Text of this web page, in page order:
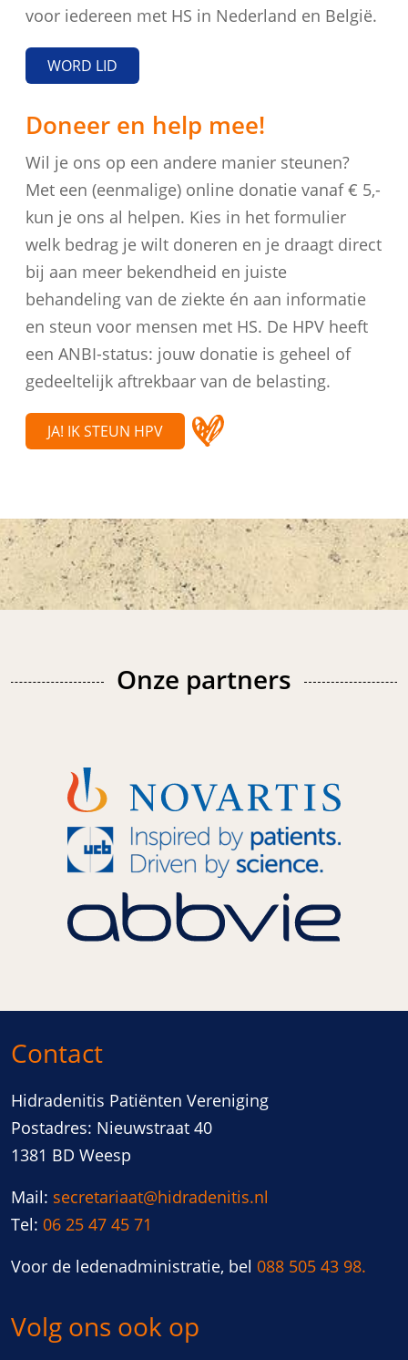
voor iedereen met HS in Nederland en België.
WORD LID
Doneer en help mee!
Wil je ons op een andere manier steunen?
Met een (eenmalige) online donatie vanaf € 5,-
kun je ons al helpen. Kies in het formulier
welk bedrag je wilt doneren en je draagt direct
bij aan meer bekendheid en juiste
behandeling van de ziekte én aan informatie
en steun voor mensen met HS. De HPV heeft
een ANBI-status: jouw donatie is geheel of
gedeeltelijk aftrekbaar van de belasting.
JA! IK STEUN HPV
Onze partners
Contact
Hidradenitis Patiënten Vereniging
Postadres: Nieuwstraat 40
1381 BD Weesp
Mail: secretariaat@hidradenitis.nl
Tel: 06 25 47 45 71
Voor de ledenadministratie, bel 088 505 43 98.
Volg ons ook op